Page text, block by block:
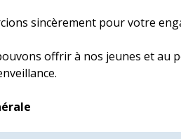
sincèrement pour votre
offrir à nos jeunes et au